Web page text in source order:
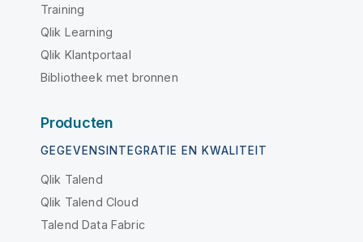
Training
Qlik Learning
Qlik Klantportaal
Bibliotheek met bronnen
Producten
GEGEVENSINTEGRATIE EN KWALITEIT
Qlik Talend
Qlik Talend Cloud
Talend Data Fabric